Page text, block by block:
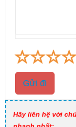
Gửi đi
Hãy liên hệ với